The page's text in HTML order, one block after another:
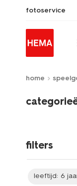
fotoservice
home
filters
leeftijd: 6